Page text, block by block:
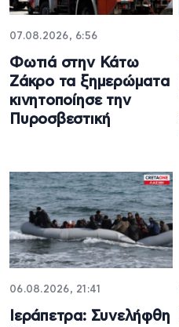
07.08.2026, 6:56
Φωτιά στην Κάτω
Ζάκρο τα ξημερώματα
κινητοποίησε την
Πυροσβεστική
06.08.2026, 21:41
Ιεράπετρα: Συνελήφθη